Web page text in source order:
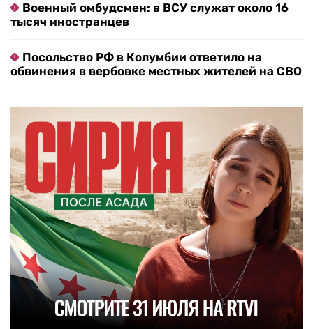
Военный омбудсмен: в ВСУ служат около 16
тысяч иностранцев
Посольство РФ в Колумбии ответило на
обвинения в вербовке местных жителей на СВО